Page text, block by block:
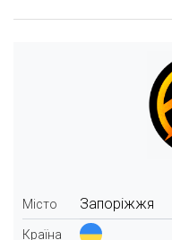
Місто Запоріжжя
Країна